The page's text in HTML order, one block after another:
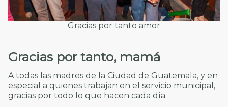
Gracias por tanto amor
Gracias por tanto, mamá
A todas las madres de la Ciudad de Guatemala, y en
especial a quienes trabajan en el servicio municipal,
gracias por todo lo que hacen cada día.